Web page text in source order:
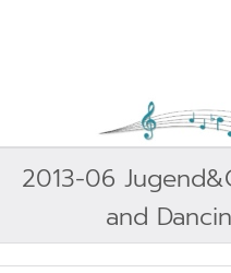
2013-06
and